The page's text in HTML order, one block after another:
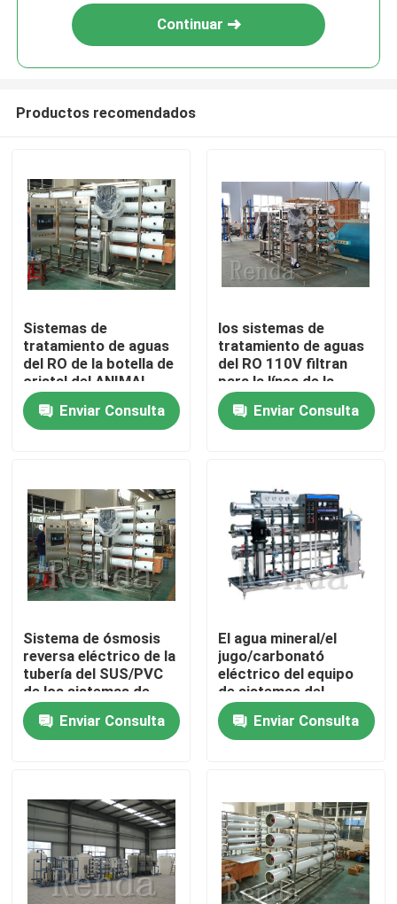
Inicio
Contactos
Productos
Máquinas de rellenar de la cerveza
máquinas de rellenar del agua
Máquinas de rellenar de la bebida carbónica
Máquinas de rellenar del barril
Continuar
Productos recomendados
Sistemas de
tratamiento de aguas
del RO de la botella de
cristal del ANIMAL
DOMÉSTICO en el
acero inoxidable, filtro
del tratamiento de
Enviar Consulta
los sistemas de
tratamiento de aguas
del RO 110V filtran
para la línea de la
botella de cristal/de la
botella del animal
doméstico
Enviar Consulta
Sistema de ósmosis
reversa eléctrico de la
tubería del SUS/PVC
de los sistemas de
tratamiento de aguas
del ROEnviar Consulta
El agua mineral/el
jugo/carbonató
eléctrico del equipo
de sistemas del
tratamiento de aguas
del RO de las bebidas
conducido
Enviar Consulta